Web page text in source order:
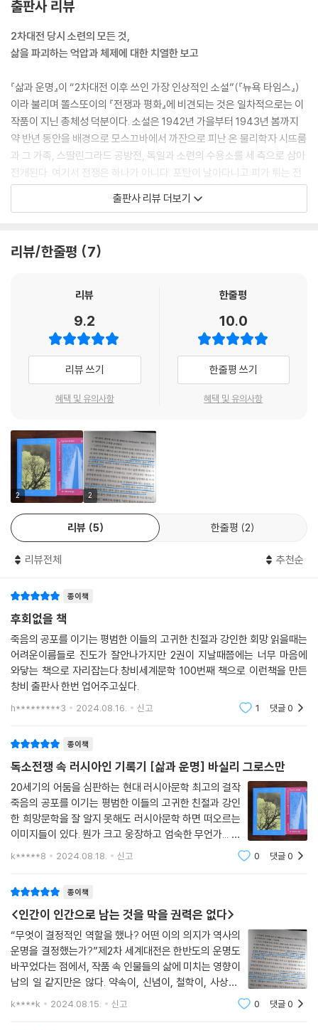
아무 소리 없는 이 침묵 속에서 죽은 자들에 대한 통곡과 삶의 맹렬한 기쁨
이 들려왔다……
아직 어둡고 춥지만 곧 문이 열리고, 덧창이 열리고, 빈집은 어린애의 웃음
동거리는 발소리가 울릴 것이고, 확신에 찬 주인이 집 안을 걸어다닐 것이
다.
그들은 빵을 담을 바구니를 든 채 서 있었고, 아무 말도 하지 않았다.
--- p.404
출판사 리뷰
2차대전 당시 소련의 모든 것,
삶을 파괴하는 억압과 체제에 대한 치열한 보고
『삶과 운명』이 “2차대전 이후 쓰인 가장 인상적인 소설”(『뉴욕 타임스』)
이라 불리며 똘스또이의 『전쟁과 평화』에 비견되는 것은 일차적으로는 이
작품이 지닌 총체성 덕분이다. 소설은 1942년 가을부터 1943년 봄까지
약 반년 동안을 배경으로 모스끄바에서 까잔으로 피난 온 물리학자 시뜨룸
과 그 가족, 스딸린그라드 공방전, 독일과 소련의 수용소를 세 축으로 삼아
전개된다. 여기서 전쟁은 하나가 아니다. 포탄이 날아다니고 피가 튀는 전
선의 전쟁이 있고, 극한의 굶주림과 추위와 싸우는 후방의 전쟁, 절멸이 기
정사실인 수용소의 전쟁, 그리고 숙청 속에 당파성을 증명해야 하는 충성
소환하고 이 겹겹의 전쟁 속에 일어날 만한 모든 문제를 다룬다. 냉철하고
거대한 벽화로 완성한다.
2차대전을 다룬 다른 작품과 『삶과 운명』을 구별 짓는 점 역시 이 치열한
사실주의와 객관적 시선에서 나온다. 소설은 익히 알려진 나치 독일의 유
대인 박해와 더불어 소련의 뿌리 깊은 반유대주의와 흑색선전을 가차 없이
드러낸다. 붉은군대 내에서 병사들은 유대인을 조롱하고,(1권 245면) 시
뜨룸의 연구소 내 모스끄바 귀환자 명단에서는 유대인만 누락된다.(2권 6
등 타 민족에 대한 편견을 자신의 통치 전략에 이용한다. “인민의 스딸린그
라드 승리 10주년 기념일에 스딸린은 히틀러의 손에서 낚아챈 말살의 칼
을 그들의 머리 위로 치켜들었다.”(3권 62면) 또한 병사를 숫자로 환원해
희생에 아랑곳없이 무모한 진격을 명령하는 장군이나 이에 지혜롭게 맞서
전차 공격을 성공시킨 지휘관 노비꼬프가 명령 불복종으로 재판에 소환되
는 상황, 백전노장인 견결한 공산주의자 끄리모프가 스딸린 치하 군 숙청
의 일환으로 조작된 혐의를 받고 투옥되거나, 시뜨룸의 엄청난 수학적 발
에 돌변해 시뜨룸을 영웅 취급하는 상황 등은 당시 권력층의 비리와 함께
차가운 시대의 절망 속에서 인간 본성이 발견해낸 소중한 가치
『삶과 운명』에서 독일과 소련의 수용소 묘사는 3권 전체에 걸쳐 큰 비중을
차지한다. 안개 속에 모습을 드러낸 수용소 울타리에서 시작하는 1권이 4
4장에서 포로수용소 소련 포로들의 생활을 정밀하게 그린다면, 2권 29장
은 나치 장교 리스의 시선으로 절멸수용소의 가스실 설계와 건설 과정을
검하기 위해 떠났던 출장에 대해 “즐거웠다. 여행이 기분을 많이 풀어주었
다.”(2권 241면)고 말한다. 소설은 수감자들뿐만 아니라 수용소의 관리
자, 병사 들의 내면 또한 재현한다. 점검창으로 가스실을 감시하는 독일 병
사 로제는 몸부림치는 유대인들을 보는 것이 즐겁지는 않았지만, “이 일이
자신에게 가져다주는 명백한 이득과 은밀한 이득 모두를 잘” 알았고 “히틀
러 정치의 유익한 효과를 느꼈다. 그 또한 작은 인간, 약한 인간이었고, 이
제 그와 가족의 생활은 전과 비교할 수 없을 만큼 수월하고 좋아졌으므
로.”(2권 333면)
이 천박한 무감함이 전대미문의 폭력을 낳았지만, 리스는 열혈 공산주의자
포로 모스똡스꼬이 앞에서 이렇게 역설한다. 당과 국가에 충성하는 “우리
사이에 근본적인 차이는 없소! (…) 우리는 본질적으로 다르지 않은 두 일
당주의 국가요.”(2권 132면) 나치 장교의 입으로 두 전체주의 국가의 동질
성을 말하는 2권 15장 전체는 작가가 유대 지식인으로서 고통스러운 일생
을 보내며 얻어낸 진실의 표현이다.
“삶은 곧 자유야. 삶의 기본 원칙은 자유야.”
출판사 리뷰 더보기
리뷰/한줄평 7
리뷰
9.2
리뷰 쓰기
혜택 및 유의사항
한줄평
10.0
한줄평 쓰기
혜택 및 유의사항
2 2
리뷰 5 한줄평 2
리뷰전체 추천순
종이책
후회없을 책
죽음의 공포를 이기는 평범한 이들의 고귀한 친절과 강인한 회망 읽을때는
어려운이름들로 진도가 잘안나가지만 2권이 지날때쯤에는 너무 마음에
와닿는 책으로 자리잡는다.창비세계문학 100번째 책으로 이런책을 만든
창비 출판사 한번 업어주고싶다.
h*********3 2024.08.16. 신고 1 댓글0
종이책
독소전쟁 속 러시아인 기록기 [삶과 운명] 바실리 그로스만
20세기의 어둠을 심판하는 현대 러시아문학 최고의 걸작
죽음의 공포를 이기는 평범한 이들의 고귀한 친절과 강인
한 희망문학을 잘 알지 못해도 러시아문학 하면 떠오르는
이미지들이 있다. 뭔가 크고 웅장하고 엄숙한 무언가... 톨
스토이, 도스토옙스키 같은 대문호들이 구축해놓은 이미
k*****8 2024.08.18. 신고 0 댓글0
종이책
<인간이 인간으로 남는 것을 막을 권력은 없다>
“무엇이 결정적인 역할을 했나? 어떤 이의 의지가 역사의
운명을 결정했는가?”제2차 세계대전은 한반도의 운명도
바꾸었다는 점에서, 작품 속 인물들의 삶에 미치는 영향이
남의 일 같지만은 않다. 약속이, 신념이, 철학이, 사상이,
조약이 변하고 깨지고 무시되고 소멸되는 시간의 흐름이
k****k 2024.08.15. 신고 0 댓글0